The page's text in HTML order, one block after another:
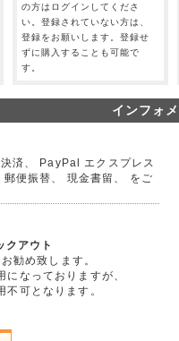
の方はログインしてくださ
い。登録されていない方は、
登録をお願いします。登録せ
ずに購入することも可能で
す。
インフォ
済、 PayPal エクスプレス
便振替、 現金書留、 をご
アウト
勧め致します。
になっておりますが、
不可となります。